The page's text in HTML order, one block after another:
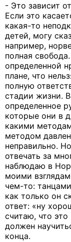
- Это зависит
Если это
какая-то
детей, могу
например,
полная
определенной
плане, что
полную
стадии жизни.
определенное
которые они в
какими
методом
неправильно.
отвечать за
наблюдаю в
моими
чем-то:
как только он
ответ: «ну
считаю, что
должен
конца.